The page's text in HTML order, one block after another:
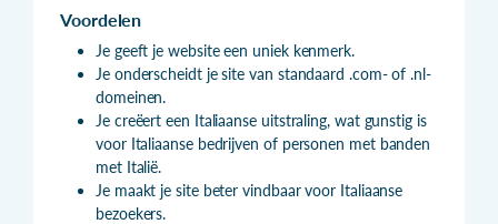
Voordelen
Je geeft je website een uniek kenmerk.
Je onderscheidt je site van standaard .com- of .nl-
domeinen.
Je creëert een Italiaanse uitstraling, wat gunstig is
voor Italiaanse bedrijven of personen met banden
met Italië.
Je maakt je site beter vindbaar voor Italiaanse
bezoekers.